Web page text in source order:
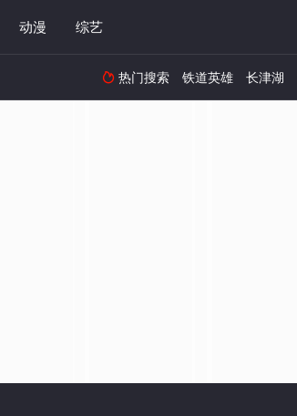
动漫 综艺
 热门搜索 铁道英雄 长津湖